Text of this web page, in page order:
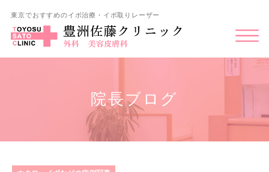
東京でおすすめのイボ治療・イボ取りレーザー
院長ブログ